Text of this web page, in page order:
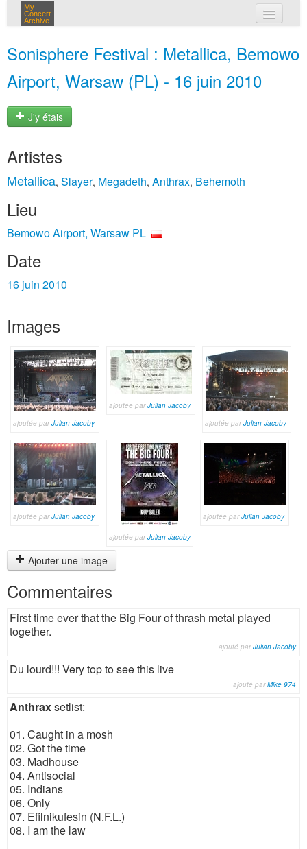
My
Concert
Archive
Sonisphere Festival : Metallica, Bemowo
Airport, Warsaw (PL) - 16 juin 2010
J'y étais
Artistes
Metallica, Slayer, Megadeth, Anthrax, Behemoth
Lieu
Bemowo Airport, Warsaw PL
Date
16 juin 2010
Images
ajoutée parJulian Jacoby
ajoutée parJulian Jacoby
ajoutée parJulian Jacoby
ajoutée parJulian Jacoby
ajoutée parJulian Jacoby
ajoutée parJulian Jacoby
Ajouter une image
Commentaires
First time ever that the Big Four of thrash metal played
together.
ajouté parJulian Jacoby
Du lourd!!! Very top to see this live
ajouté parMike 974
Anthraxsetlist:
01. Caught in a mosh
02. Got the time
03. Madhouse
04. Antisocial
05. Indians
06. Only
07. Efilnikufesin (N.F.L.)
08. I am the law